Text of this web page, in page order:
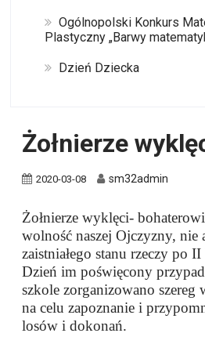
Ogólnopolski Konkurs
Plastyczny „Barwy
Dzień Dziecka
Żołnierze
2020-03-08 sm32admin
Żołnierze wyklęci-
wolność naszej Ojczyzny, nie
zaistniałego stanu rzeczy po
Dzień im poświęcony
szkole zorganizowano szereg
na celu zapoznanie i
losów i dokonań.